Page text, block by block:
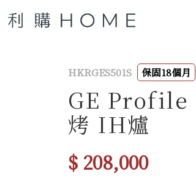
HKRGES501S
保固18個月
GE Profile
烤 IH爐
$ 208,000